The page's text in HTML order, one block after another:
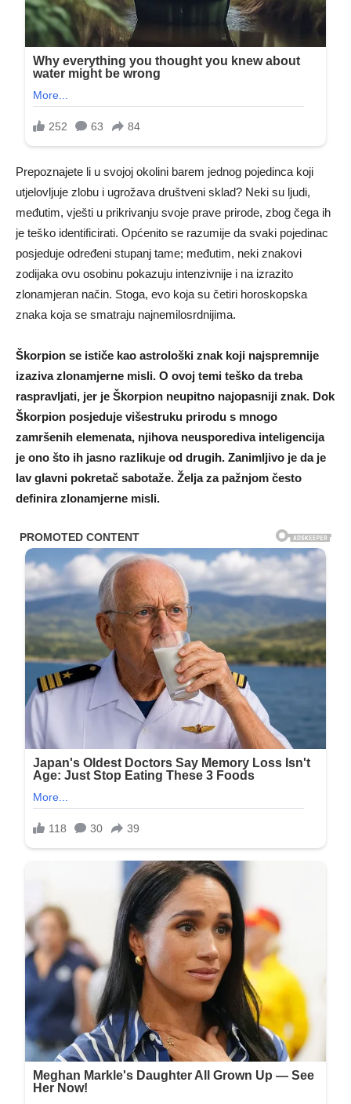
Prepoznajete li u svojoj okolini barem jednog pojedinca koji
utjelovljuje zlobu i ugrožava društveni sklad? Neki su ljudi,
međutim, vješti u prikrivanju svoje prave prirode, zbog čega ih
je teško identificirati. Općenito se razumije da svaki pojedinac
posjeduje određeni stupanj tame; međutim, neki znakovi
zodijaka ovu osobinu pokazuju intenzivnije i na izrazito
zlonamjeran način. Stoga, evo koja su četiri horoskopska
znaka koja se smatraju najnemilosrdnijima.
Škorpion se ističe kao astrološki znak koji najspremnije
izaziva zlonamjerne misli. O ovoj temi teško da treba
raspravljati, jer je Škorpion neupitno najopasniji znak. Dok
Škorpion posjeduje višestruku prirodu s mnogo
zamršenih elemenata, njihova neusporediva inteligencija
je ono što ih jasno razlikuje od drugih. Zanimljivo je da je
lav glavni pokretač sabotaže. Želja za pažnjom često
definira zlonamjerne misli.